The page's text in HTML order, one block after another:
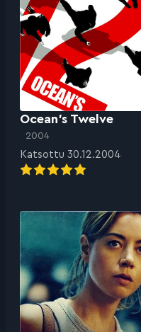
Ocean’s Twelve
2004
Katsottu 30.12.2004